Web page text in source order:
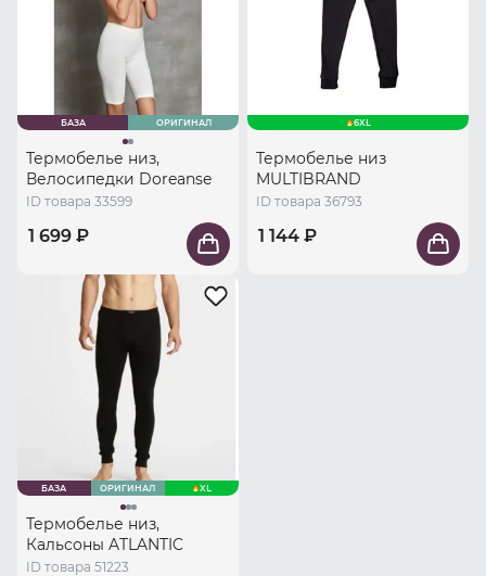
БАЗА ОРИГИНАЛ
Термобелье низ,
Велосипедки Doreanse
ID товара 33599
1 699 ₽
6XL
Термобелье низ
MULTIBRAND
ID товара 36793
1 144 ₽
БАЗА ОРИГИНАЛ XL
Термобелье низ,
Кальсоны ATLANTIC
ID товара 51223